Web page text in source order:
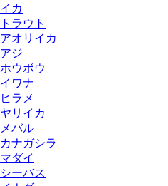
イカ
トラウト
アオリイカ
アジ
ホウボウ
イワナ
ヒラメ
ヤリイカ
メバル
カナガシラ
マダイ
シーバス